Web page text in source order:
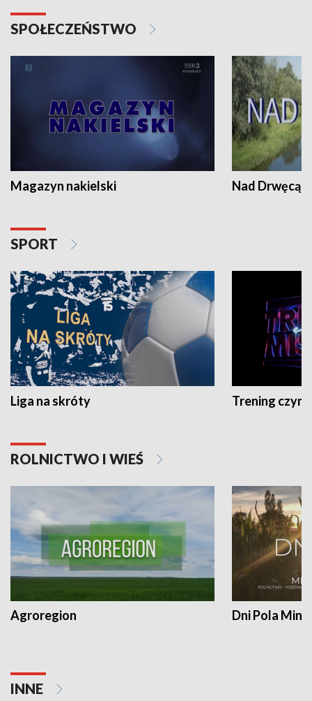
SPOŁECZEŃSTWO
Magazyn nakielski Nad Drwęcą
SPORT
Liga na skróty Trening czyni
ROLNICTWO I WIEŚ
Agroregion Dni Pola
INNE